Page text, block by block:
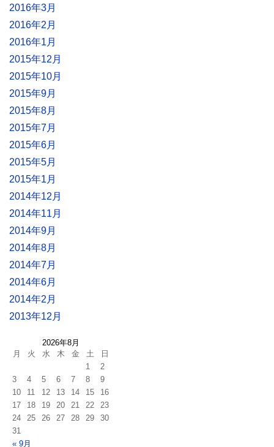
2016年3月
2016年2月
2016年1月
2015年12月
2015年10月
2015年9月
2015年8月
2015年7月
2015年6月
2015年5月
2015年1月
2014年12月
2014年11月
2014年9月
2014年8月
2014年7月
2014年6月
2014年2月
2013年12月
2026年8月
月
火 水 木 金 土 日
« 9月
1
2
3
4 5 6 7 8
9
10
11 12 13 14 15
16
17
18 19 20 21 22
23
24
25 26 27 28 29
30
31